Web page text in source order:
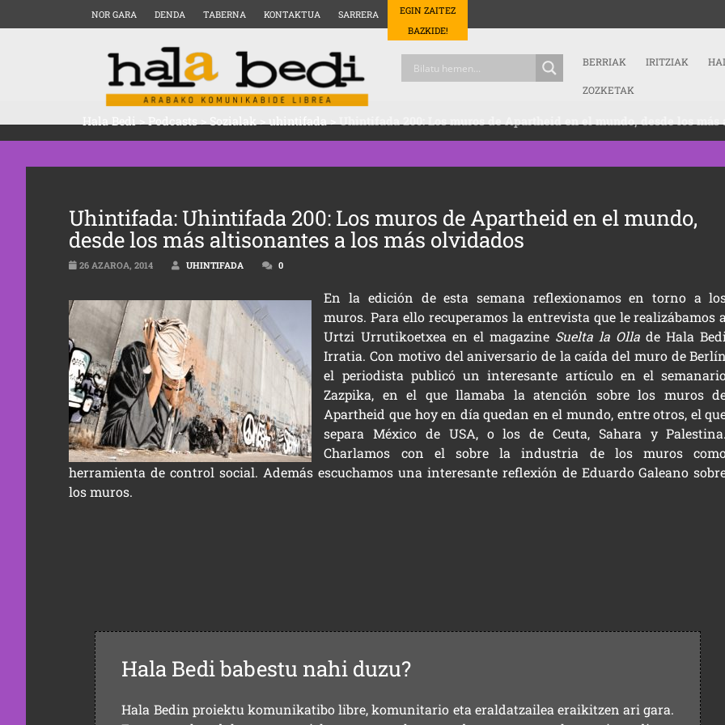
NOR GARA DENDA TABERNA KONTAKTUA SARRERA
EGIN ZAITEZ
BAZKIDE!
BERRIAK IRITZIAK
ZOZKETAK
Hala Bedi>Podcasts>Sozialak>uhintifada>Uhintifada 200: Los muros de Apartheid en el mundo, desde los
Uhintifada: Uhintifada 200: Los muros de Apartheid en el mundo,
desde los más altisonantes a los más olvidados
26 AZAROA, 2014 UHINTIFADA 0
En la edición de esta semana reflexionamos en torno a
muros. Para ello recuperamos la entrevista que le realizábamos a
Urtzi Urrutikoetxea en el magazine Suelta la Ollade Hala Bedi
Irratia. Con motivo del aniversario de la caída del muro de Berlín
el periodista publicó un interesante artículo en el
Zazpika, en el que llamaba la atención sobre los muros
Apartheid que hoy en día quedan en el mundo, entre otros, el
separa México de USA, o los de Ceuta, Sahara y Palestina.
Charlamos con el sobre la industria de los muros
herramienta de control social. Además escuchamos una interesante reflexión de Eduardo Galeano
los muros.
Hala Bedi babestu nahi duzu?
Hala Bedin proiektu komunikatibo libre, komunitario eta eraldatzailea eraikitzen ari gara.